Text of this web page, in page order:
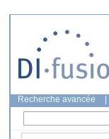
Recherche avancée